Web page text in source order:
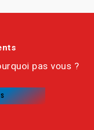
pas vous ?